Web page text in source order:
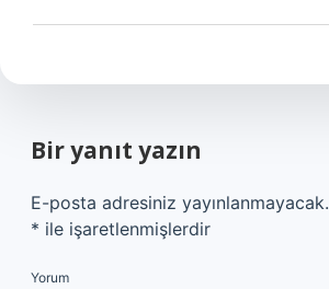
Bir yanıt yazın
E-posta adresiniz yayınlanmayacak.
* ile işaretlenmişlerdir
Yorum